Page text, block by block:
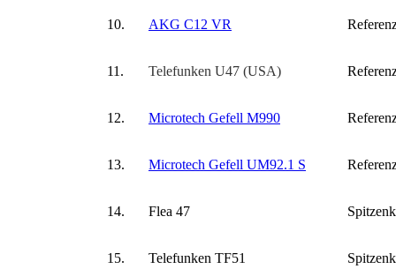
10. AKG C12 VR
11. Telefunken U47 (USA)
12. Microtech Gefell M990
13. Microtech Gefell UM92.1 S
14. Flea 47
15. Telefunken TF51